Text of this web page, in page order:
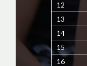
12
13
14
15
16